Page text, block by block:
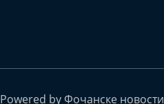
Powered by Фочанске новости